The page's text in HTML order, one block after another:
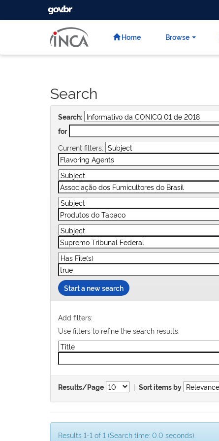
GOVBR
Home Browse
Search
Search:
for
Current filters:
Start a new search
Add filters:
Use filters to refine the search results.
Results/Page | Sort items by
Results 1-1 of 1 (Search time: 0.0 seconds).